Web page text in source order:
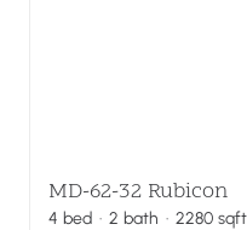
MD-62-32 Rubicon
4 bed · 2 bath · 2280 sqft